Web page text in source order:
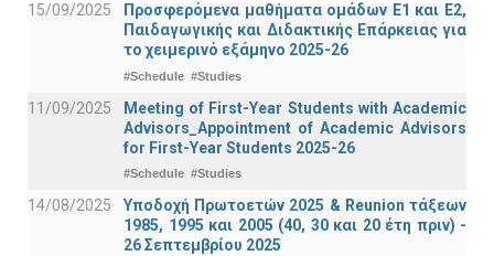
15/09/2025
Προσφερόμενα μαθήματα ομάδων Ε1 και Ε2,
Παιδαγωγικής και Διδακτικής Επάρκειας για
το χειμερινό εξάμηνο 2025-26
#Schedule #Studies
11/09/2025
Meeting of First-Year Students with Academic
Advisors_Appointment of Academic Advisors
for First-Year Students 2025-26
#Schedule #Studies
14/08/2025
Υποδοχή Πρωτοετών 2025 & Reunion τάξεων
1985, 1995 και 2005 (40, 30 και 20 έτη πριν) -
26 Σεπτεμβρίου 2025